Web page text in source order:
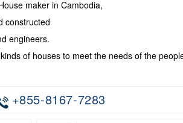
maker in Cambodia,
constructed
engineers.
of houses to meet the needs of the
+855-8167-7283